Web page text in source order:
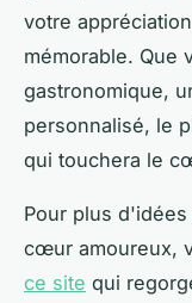
votre
mémorable. Que
gastronomique,
personnalisé, le
qui touchera le
Pour plus
cœur amoureux,
ce site qui